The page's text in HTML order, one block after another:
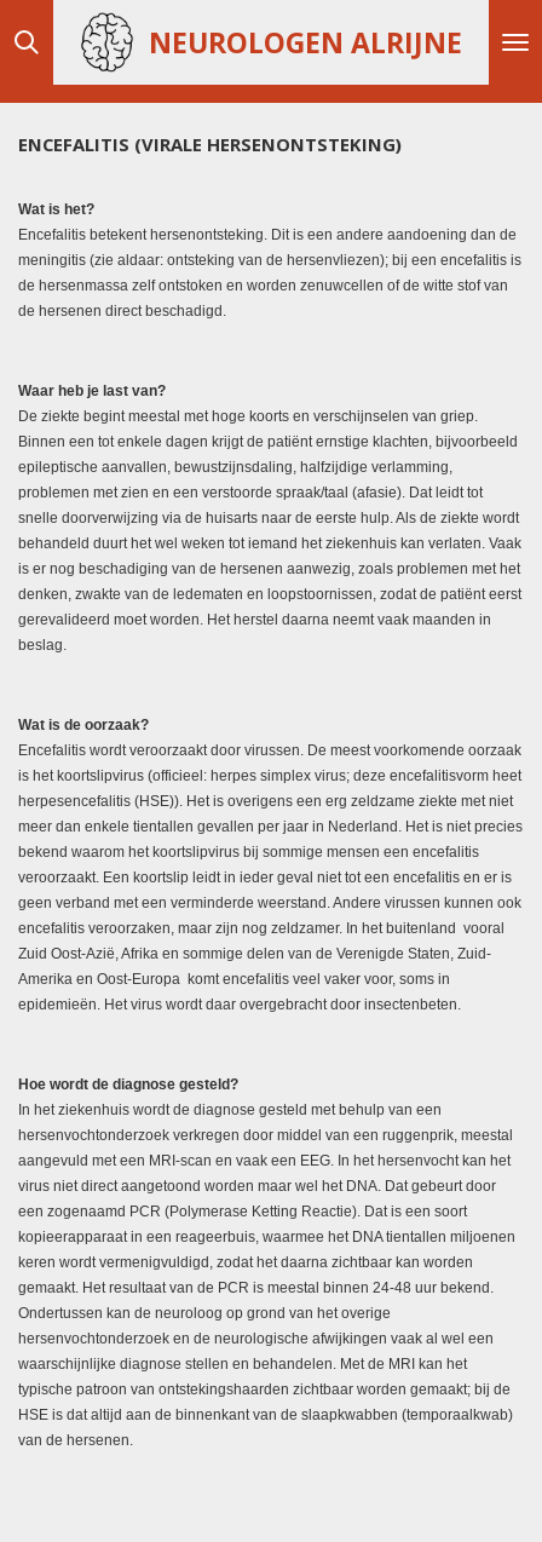
direct
de
NEUROLOGEN ALRIJNE
ENCEFALITIS (VIRALE HERSENONTSTEKING)
Wat is het?
Encefalitis betekent hersenontsteking. Dit is een andere aandoening dan de
meningitis (zie aldaar: ontsteking van de hersenvliezen); bij een encefalitis is
de hersenmassa zelf ontstoken en worden zenuwcellen of de witte stof van
de hersenen direct beschadigd.
Waar heb je last van?
De ziekte begint meestal met hoge koorts en verschijnselen van griep.
Binnen een tot enkele dagen krijgt de patiënt ernstige klachten, bijvoorbeeld
epileptische aanvallen, bewustzijnsdaling, halfzijdige verlamming,
problemen met zien en een verstoorde spraak/taal (afasie). Dat leidt tot
snelle doorverwijzing via de huisarts naar de eerste hulp. Als de ziekte wordt
behandeld duurt het wel weken tot iemand het ziekenhuis kan verlaten. Vaak
is er nog beschadiging van de hersenen aanwezig, zoals problemen met het
denken, zwakte van de ledematen en loopstoornissen, zodat de patiënt eerst
gerevalideerd moet worden. Het herstel daarna neemt vaak maanden in
beslag.
Wat is de oorzaak?
Encefalitis wordt veroorzaakt door virussen. De meest voorkomende oorzaak
is het koortslipvirus (officieel: herpes simplex virus; deze encefalitisvorm heet
herpesencefalitis (HSE)). Het is overigens een erg zeldzame ziekte met niet
meer dan enkele tientallen gevallen per jaar in Nederland. Het is niet precies
bekend waarom het koortslipvirus bij sommige mensen een encefalitis
veroorzaakt. Een koortslip leidt in ieder geval niet tot een encefalitis en er is
geen verband met een verminderde weerstand. Andere virussen kunnen ook
encefalitis veroorzaken, maar zijn nog zeldzamer. In het buitenland  vooral
Zuid Oost-Azië, Afrika en sommige delen van de Verenigde Staten, Zuid-
Amerika en Oost-Europa  komt encefalitis veel vaker voor, soms in
epidemieën. Het virus wordt daar overgebracht door insectenbeten.
Hoe wordt de diagnose gesteld?
In het ziekenhuis wordt de diagnose gesteld met behulp van een
hersenvochtonderzoek verkregen door middel van een ruggenprik, meestal
aangevuld met een MRI-scan en vaak een EEG. In het hersenvocht kan het
virus niet direct aangetoond worden maar wel het DNA. Dat gebeurt door
een zogenaamd PCR (Polymerase Ketting Reactie). Dat is een soort
kopieerapparaat in een reageerbuis, waarmee het DNA tientallen miljoenen
keren wordt vermenigvuldigd, zodat het daarna zichtbaar kan worden
gemaakt. Het resultaat van de PCR is meestal binnen 24-48 uur bekend.
Ondertussen kan de neuroloog op grond van het overige
hersenvochtonderzoek en de neurologische afwijkingen vaak al wel een
waarschijnlijke diagnose stellen en behandelen. Met de MRI kan het
typische patroon van ontstekingshaarden zichtbaar worden gemaakt; bij de
HSE is dat altijd aan de binnenkant van de slaapkwabben (temporaalkwab)
van de hersenen.